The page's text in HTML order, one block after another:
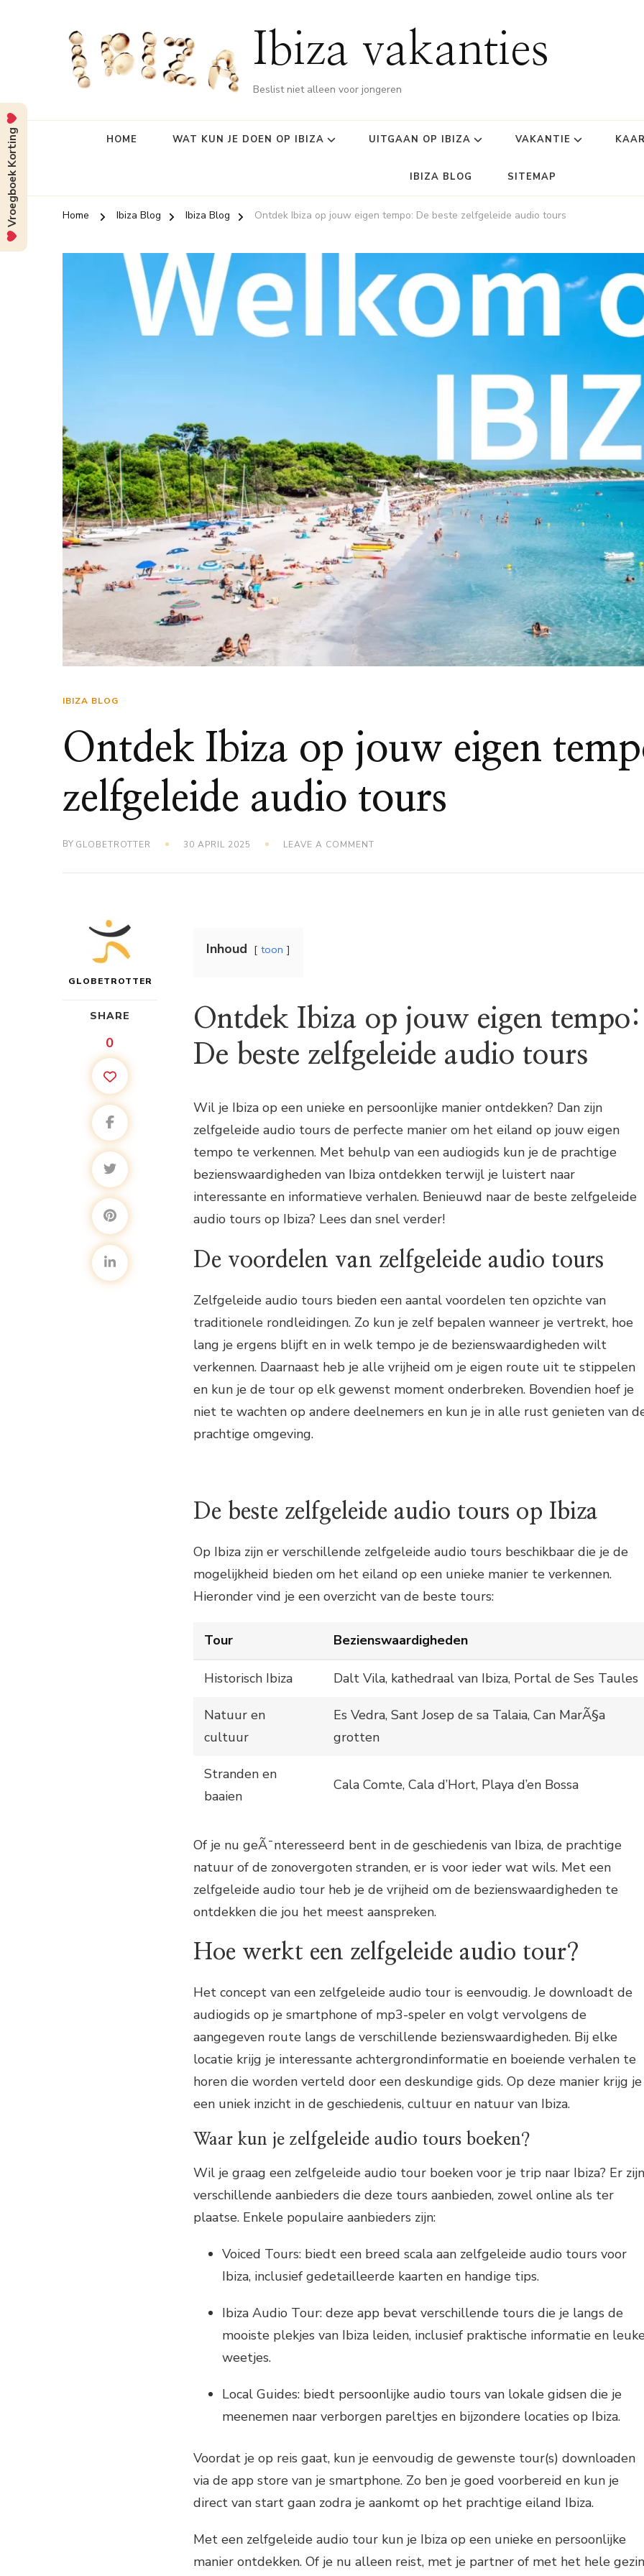
Ibiza vakanties
Beslist niet alleen voor jongeren
HOME WAT KUN JE DOEN OP IBIZA UITGAAN OP IBIZA VAKANTIE
IBIZA BLOG SITEMAP
Home Ibiza Blog Ibiza Blog Ontdek Ibiza op jouw eigen tempo: De beste zelfgeleide audio tours
IBIZA BLOG
Ontdek Ibiza op jouw eigen
zelfgeleide audio tours
BY GLOBETROTTER 30 APRIL 2025 LEAVE A COMMENT
GLOBETROTTER
SHARE
0
Inhoud toon
Ontdek Ibiza op jouw eigen tempo:
De beste zelfgeleide audio tours
Wil je Ibiza op een unieke en persoonlijke manier ontdekken? Dan zijn
zelfgeleide audio tours de perfecte manier om het eiland op jouw eigen
tempo te verkennen. Met behulp van een audiogids kun je de prachtige
bezienswaardigheden van Ibiza ontdekken terwijl je luistert naar
interessante en informatieve verhalen. Benieuwd naar de beste zelfgeleide
audio tours op Ibiza? Lees dan snel verder!
De voordelen van zelfgeleide audio tours
Zelfgeleide audio tours bieden een aantal voordelen ten opzichte van
traditionele rondleidingen. Zo kun je zelf bepalen wanneer je vertrekt, hoe
lang je ergens blijft en in welk tempo je de bezienswaardigheden wilt
verkennen. Daarnaast heb je alle vrijheid om je eigen route uit te stippelen
en kun je de tour op elk gewenst moment onderbreken. Bovendien hoef je
niet te wachten op andere deelnemers en kun je in alle rust genieten van
prachtige omgeving.
De beste zelfgeleide audio tours op Ibiza
Op Ibiza zijn er verschillende zelfgeleide audio tours beschikbaar die je de
mogelijkheid bieden om het eiland op een unieke manier te verkennen.
Hieronder vind je een overzicht van de beste tours:
Tour Bezienswaardigheden
Historisch Ibiza Dalt Vila, kathedraal van Ibiza, Portal de Ses Taules
Natuur en
cultuur
Es Vedra, Sant Josep de sa Talaia, Can MarÃ§a
grotten
Stranden en
baaien
Cala Comte, Cala d’Hort, Playa d’en Bossa
Of je nu geÃ¯nteresseerd bent in de geschiedenis van Ibiza, de prachtige
natuur of de zonovergoten stranden, er is voor ieder wat wils. Met een
zelfgeleide audio tour heb je de vrijheid om de bezienswaardigheden te
ontdekken die jou het meest aanspreken.
Hoe werkt een zelfgeleide audio tour?
Het concept van een zelfgeleide audio tour is eenvoudig. Je downloadt de
audiogids op je smartphone of mp3-speler en volgt vervolgens de
aangegeven route langs de verschillende bezienswaardigheden. Bij elke
locatie krijg je interessante achtergrondinformatie en boeiende verhalen te
horen die worden verteld door een deskundige gids. Op deze manier krijg je
een uniek inzicht in de geschiedenis, cultuur en natuur van Ibiza.
Waar kun je zelfgeleide audio tours boeken?
Wil je graag een zelfgeleide audio tour boeken voor je trip naar Ibiza? Er zijn
verschillende aanbieders die deze tours aanbieden, zowel online als ter
plaatse. Enkele populaire aanbieders zijn:
Voiced Tours: biedt een breed scala aan zelfgeleide audio tours voor
Ibiza, inclusief gedetailleerde kaarten en handige tips.
Ibiza Audio Tour: deze app bevat verschillende tours die je langs de
mooiste plekjes van Ibiza leiden, inclusief praktische informatie en
weetjes.
Local Guides: biedt persoonlijke audio tours van lokale gidsen die je
meenemen naar verborgen pareltjes en bijzondere locaties op Ibiza.
Voordat je op reis gaat, kun je eenvoudig de gewenste tour(s) downloaden
via de app store van je smartphone. Zo ben je goed voorbereid en kun je
direct van start gaan zodra je aankomt op het prachtige eiland Ibiza.
Met een zelfgeleide audio tour kun je Ibiza op een unieke en persoonlijke
manier ontdekken. Of je nu alleen reist, met je partner of met het hele
Vroegboek Korting